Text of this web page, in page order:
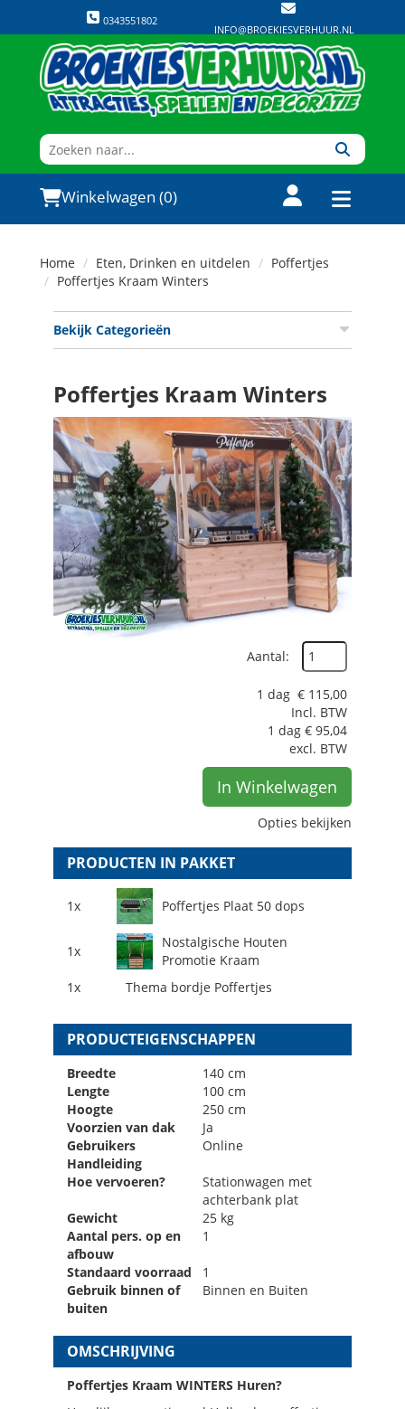
0343551802
INFO@BROEKIESVERHUUR.NL
Winkelwagen (0)
Home Eten, Drinken en uitdelen
Poffertjes
Poffertjes Kraam Winters
Bekijk Categorieën
Poffertjes Kraam Winters
Aantal:
1 dag € 115,00
Incl. BTW
1 dag € 95,04
excl. BTW
In Winkelwagen
Opties bekijken
PRODUCTEN IN PAKKET
1x Poffertjes Plaat 50 dops
1x
Nostalgische Houten
Promotie Kraam
1x
Thema bordje Poffertjes
PRODUCTEIGENSCHAPPEN
Breedte
140 cm
Lengte
100 cm
Hoogte
250 cm
Voorzien van dak
Ja
Gebruikers
Handleiding
Online
Hoe vervoeren?
Stationwagen met
achterbank plat
Gewicht
25 kg
Aantal pers. op en
afbouw
1
Standaard voorraad
1
Gebruik binnen of
buiten
Binnen en Buiten
OMSCHRIJVING
Poffertjes Kraam WINTERS Huren?